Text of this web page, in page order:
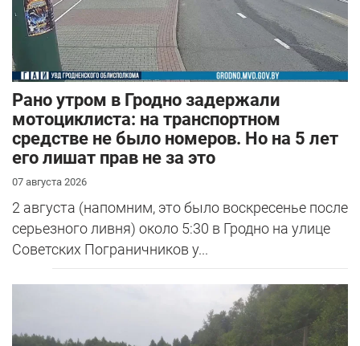
Рано утром в Гродно задержали
мотоциклиста: на транспортном
средстве не было номеров. Но на 5 лет
его лишат прав не за это
07 августа 2026
2 августа (напомним, это было воскресенье после
серьезного ливня) около 5:30 в Гродно на улице
Советских Пограничников у...